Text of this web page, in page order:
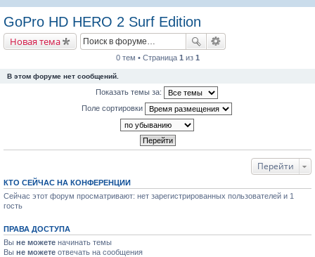
GoPro HD HERO 2 Surf Edition
Новая тема
0 тем • Страница 1 из 1
В этом форуме нет сообщений.
Показать темы за:
Поле сортировки
Перейти
КТО СЕЙЧАС НА КОНФЕРЕНЦИИ
Сейчас этот форум просматривают: нет зарегистрированных пользователей и 1
гость
ПРАВА ДОСТУПА
Вы не можете начинать темы
Вы не можете отвечать на сообщения